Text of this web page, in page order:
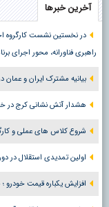
آخرین خبرها
در نخستین نشست کارگروه
راهبری فناورانه، محور اجرای
بیانیه مشترک ایران و عمان
هشدار آتش نشانی کرج در
شروع کلاس های عملی و
اولین تمدیدی استقلال
افزایش یکباره قیمت